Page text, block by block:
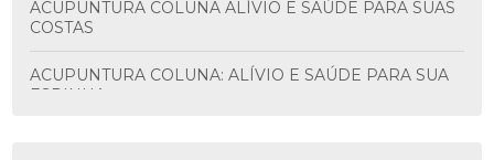
ACUPUNTURA COLUNA ALÍVIO E SAÚDE PARA SUAS
COSTAS
ACUPUNTURA COLUNA: ALÍVIO E SAÚDE PARA SUA
ESPINHA